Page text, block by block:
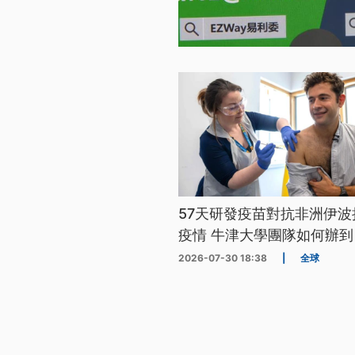
57天研發疫苗對抗非洲伊
疫情 牛津大學團隊如何辦
2026-07-30 18:38 全球